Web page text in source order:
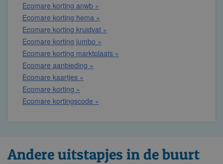
Ecomare korting anwb »
Ecomare korting hema »
Ecomare korting kruidvat »
Ecomare korting jumbo »
Ecomare korting marktplaats »
Ecomare aanbieding »
Ecomare kaartjes »
Ecomare korting »
Ecomare kortingscode »
Andere uitstapjes in de buurt